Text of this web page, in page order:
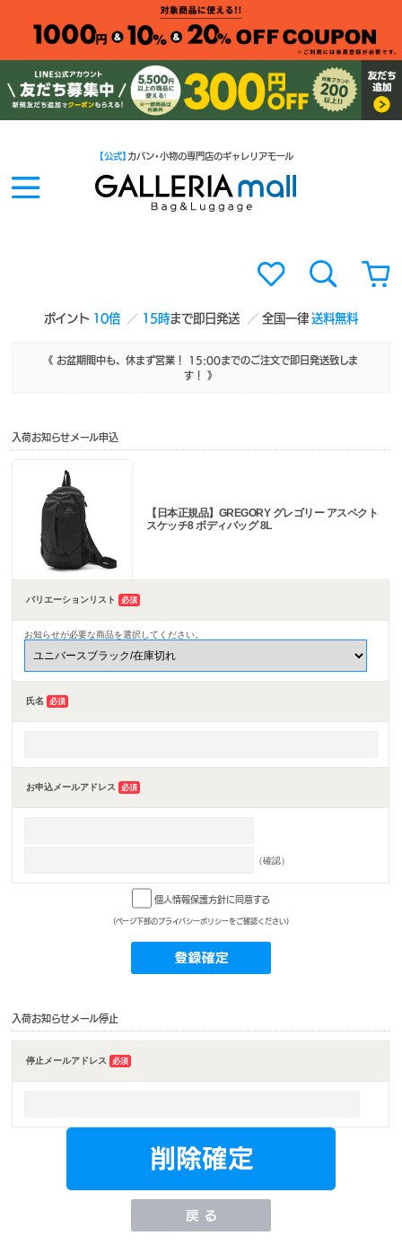
ポイント 10倍 15時まで即日発送 全国一律送料無料
【公式】 カバン・小物の専門店のギャレリアモール
《 お盆期間中も、休まず営業！ 15:00までのご注文で即日発送致しま
す！ 》
入荷お知らせメール申込
【日本正規品】GREGORY グレゴリー アスペクト
スケッチ8 ボディバッグ 8L
バリエーションリスト 必須
お知らせが必要な商品を選択してください。
氏名 必須
お申込メールアドレス 必須
（確認）
個人情報保護方針に同意する
(ページ下部のプライバシーポリシーをご確認ください)
入荷お知らせメール停止
停止メールアドレス 必須